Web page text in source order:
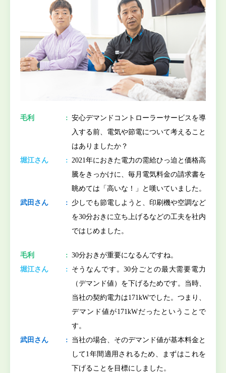
毛利
安心デマンドコントローラーサービスを導
入する前、電気や節電について考えること
はありましたか？
堀江さん
2021年におきた電力の需給ひっ迫と価格高
騰をきっかけに、毎月電気料金の請求書を
眺めては「高いな！」と嘆いていました。
武田さん
少しでも節電しようと、印刷機や空調など
を30分おきに立ち上げるなどの工夫を社内
ではじめました。
毛利
30分おきが重要になるんですね。
堀江さん
そうなんです。30分ごとの最大需要電力
（デマンド値）を下げるためです。当時、
当社の契約電力は171kWでした。つまり、
デマンド値が171kWだったということで
す。
武田さん
当社の場合、そのデマンド値が基本料金と
して1年間適用されるため、まずはこれを
下げることを目標にしました。